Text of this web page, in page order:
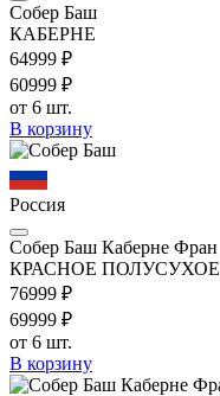
Собер Баш
КАБЕРНЕ
64999 ₽
60999 ₽
от 6 шт.
В корзину
Россия
Собер Баш Каберне Фран
КРАСНОЕ ПОЛУСУХОЕ
76999 ₽
69999 ₽
от 6 шт.
В корзину